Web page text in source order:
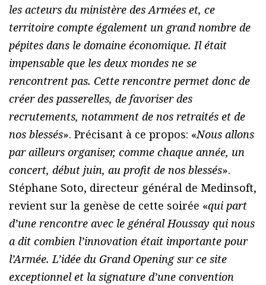
les acteurs du ministère des Armées et, ce
territoire compte également un grand nombre de
pépites dans le domaine économique. Il était
impensable que les deux mondes ne se
rencontrent pas. Cette rencontre permet donc de
créer des passerelles, de favoriser des
recrutements, notamment de nos retraités et de
nos blessés». Précisant à ce propos: «Nous allons
par ailleurs organiser, comme chaque année, un
concert, début juin, au profit de nos blessés».
Stéphane Soto, directeur général de Medinsoft,
revient sur la genèse de cette soirée «qui part
d’une rencontre avec le général Houssay qui nous
a dit combien l’innovation était importante pour
l’Armée. L’idée du Grand Opening sur ce site
exceptionnel et la signature d’une convention